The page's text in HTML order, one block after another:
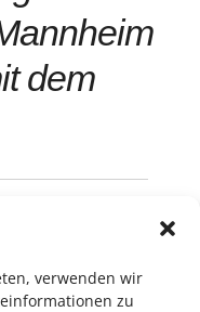
verwenden wir
zu
dem